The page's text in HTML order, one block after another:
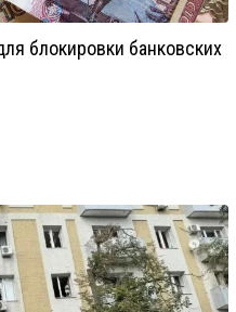
блокировки банковских